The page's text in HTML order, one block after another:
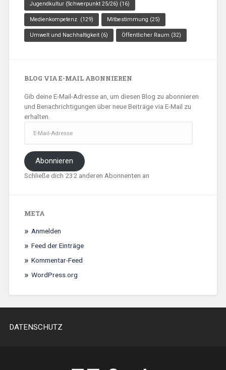
Jugendkultur (Schwerpunkt 25/26) (16)
Medienkompetenz (129) Mitbestimmung (25)
Umwelt und Nachhaltigkeit(6) Öffentlicher Raum (32)
BLOG VIA E-MAIL ABONNIEREN
Gib deine E-Mail-Adresse an, um diesen Blog zu abonnieren
und Benachrichtigungen über neue Beiträge via E-Mail zu
erhalten.
Mail-
Adresse
Abonnieren
Schließe dich 232 anderen Abonnenten an
META
Anmelden
Feed der Einträge
Kommentar-Feed
WordPress.org
DATENSCHUTZ